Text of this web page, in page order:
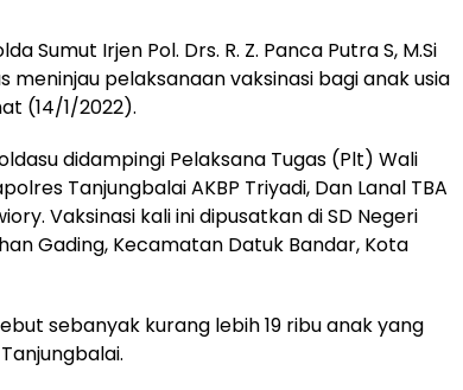
Sumut Irjen Pol. Drs. R. Z. Panca Putra S, M.Si
meninjau pelaksanaan vaksinasi bagi anak usia
(14/1/2022).
didampingi Pelaksana Tugas (Plt) Wali
Tanjungbalai AKBP Triyadi, Dan Lanal TBA
Vaksinasi kali ini dipusatkan di SD Negeri
Gading, Kecamatan Datuk Bandar, Kota
sebanyak kurang lebih 19 ribu anak yang